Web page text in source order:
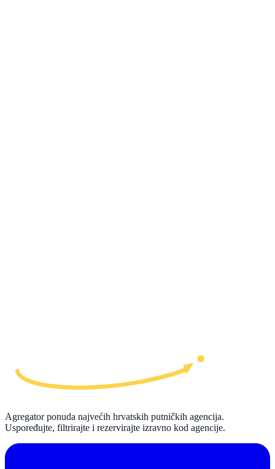
Agregator ponuda najvećih hrvatskih putničkih agencija.
Uspoređujte, filtrirajte i rezervirajte izravno kod agencije.